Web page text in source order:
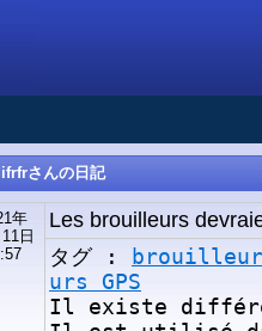
さんの日記
年
日
Les brouilleurs
タグ :
brouilleur
urs GPS
Il existe